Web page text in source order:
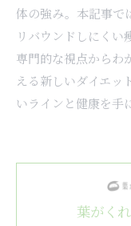
体の強み。本記事で
リバウンドしにくい
専門的な視点からわ
える新しいダイエッ
いラインと健康を手
葉がく